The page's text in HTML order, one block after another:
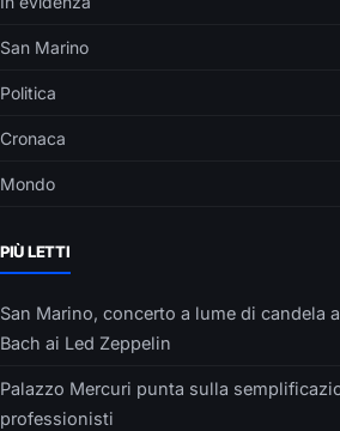
San Marino
Politica
Cronaca
Mondo
PIÙ LETTI
San Marino, concerto a lume di candela
Bach ai Led Zeppelin
Palazzo Mercuri punta sulla
professionisti